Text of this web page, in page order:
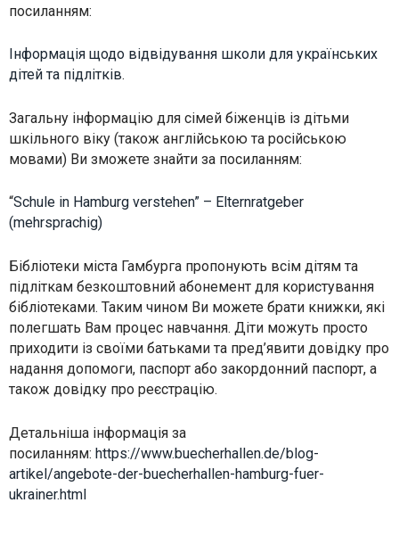
посиланням:
Інформація щодо відвідування школи для українських
дітей та підлітків.
Загальну інформацію для сімей біженців із дітьми
шкільного віку (також англійською та російською
мовами) Ви зможете знайти за посиланням:
“Schule in Hamburg verstehen” – Elternratgeber
(mehrsprachig)
Бібліотеки міста Гамбурга пропонують всім дітям та
підліткам безкоштовний абонемент для користування
бібліотеками. Таким чином Ви можете брати книжки, які
полегшать Вам процес навчання. Діти можуть просто
приходити із своїми батьками та пред’явити довідку про
надання допомоги, паспорт або закордонний паспорт, а
також довідку про реєстрацію.
Детальніша інформація за
посиланням: https://www.buecherhallen.de/blog-
artikel/angebote-der-buecherhallen-hamburg-fuer-
ukrainer.html
personalized
content and